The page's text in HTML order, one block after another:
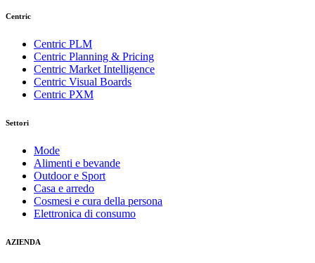
Centric
Centric PLM
Centric Planning & Pricing
Centric Market Intelligence
Centric Visual Boards
Centric PXM
Settori
Mode
Alimenti e bevande
Outdoor e Sport
Casa e arredo
Cosmesi e cura della persona
Elettronica di consumo
AZIENDA